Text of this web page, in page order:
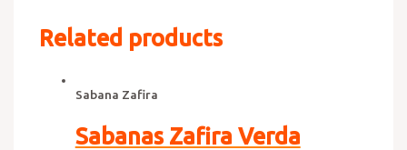
Related products
Sabana Zafira
Sabanas Zafira Verda